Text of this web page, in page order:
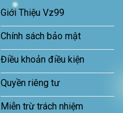
Giới Thiệu Vz99
Chính sách bảo mật
Điều khoản điều kiện
Quyền riêng tư
Miễn trừ trách nhiệm